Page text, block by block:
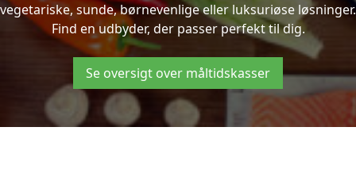
vegetariske, sunde, børnevenlige eller luksuriøse løsninger.
Find en udbyder, der passer perfekt til dig.
Se oversigt over måltidskasser